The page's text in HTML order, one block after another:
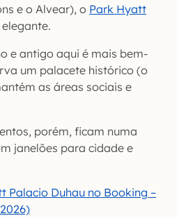
e o Alvear), o Park Hyatt
e antigo aqui é mais bem-
um palacete histórico (o
as áreas sociais e
porém, ficam numa
janelões para cidade e
Palacio Duhau no Booking –